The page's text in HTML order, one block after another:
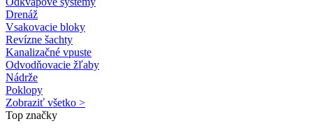
Drenáž
Vsakovacie bloky
Revízne šachty
Kanalizačné vpuste
Odvodňovacie žľaby
Nádrže
Poklopy
Zobraziť všetko >
Top značky